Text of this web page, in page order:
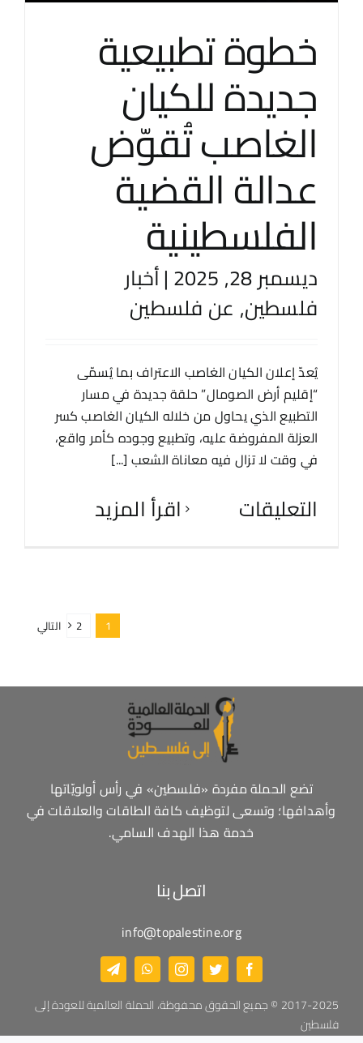
خطوة تطبيعية
جديدة للكيان
الغاصب تُقوّض
عدالة القضية
الفلسطينية
ديسمبر 28, 2025 |أخبار
فلسطين, عن فلسطين
يُعدّ إعلان الكيان الغاصب الاعتراف بما يُسمّى
“إقليم أرض الصومال” حلقة جديدة في مسار
التطبيع الذي يحاول من خلاله الكيان الغاصب كسر
العزلة المفروضة عليه، وتطبيع وجوده كأمر واقع،
في وقت لا تزال فيه معاناة الشعب [...]
‫اقرأ المزيد التعليقات
1
2 التالي
تضع الحملة مفردة «فلسطين» في رأس أولويّاتها
وأهدافها؛ وتسعى لتوظيف كافة الطاقات والعلاقات في
خدمة هذا الهدف السامي.
اتصل بنا
info@topalestine.org
2017-2025 © جميع الحقوق محفوظة، الحملة العالمية للعودة إلى
فلسطين